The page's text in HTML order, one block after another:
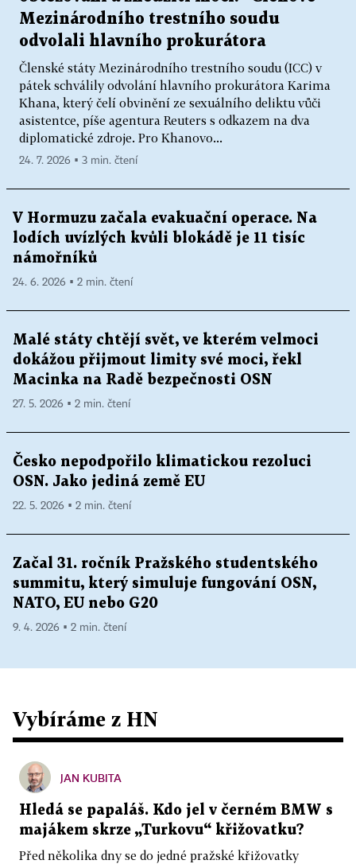
Mezinárodního trestního soudu
odvolali hlavního prokurátora
Členské státy Mezinárodního trestního soudu (ICC) v
pátek schválily odvolání hlavního prokurátora Karima
Khana, který čelí obvinění ze sexuálního deliktu vůči
asistentce, píše agentura Reuters s odkazem na dva
diplomatické zdroje. Pro Khanovo...
24. 7. 2026 ▪ 3 min. čtení
V Hormuzu začala evakuační operace. Na
lodích uvízlých kvůli blokádě je 11 tisíc
námořníků
24. 6. 2026 ▪ 2 min. čtení
Malé státy chtějí svět, ve kterém velmoci
dokážou přijmout limity své moci, řekl
Macinka na Radě bezpečnosti OSN
27. 5. 2026 ▪ 2 min. čtení
Česko nepodpořilo klimatickou rezoluci
OSN. Jako jediná země EU
22. 5. 2026 ▪ 2 min. čtení
Začal 31. ročník Pražského studentského
summitu, který simuluje fungování OSN,
NATO, EU nebo G20
9. 4. 2026 ▪ 2 min. čtení
Vybíráme z HN
JAN KUBITA
Hledá se papaláš. Kdo jel v černém BMW s
majákem skrze „Turkovu“ křižovatku?
Před několika dny se do jedné pražské křižovatky